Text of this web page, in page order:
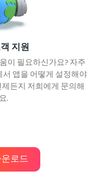
지원
이 필요하신가요? 자주
앱을 어떻게 설정해야
든지 저희에게 문의해
.
로드